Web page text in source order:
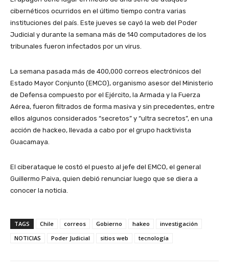
cibernéticos ocurridos en el último tiempo contra varias
instituciones del país. Este jueves se cayó la web del Poder
Judicial y durante la semana más de 140 computadores de los
tribunales fueron infectados por un virus.
La semana pasada más de 400,000 correos electrónicos del
Estado Mayor Conjunto (EMCO), organismo asesor del Ministerio
de Defensa compuesto por el Ejército, la Armada y la Fuerza
Aérea, fueron filtrados de forma masiva y sin precedentes, entre
ellos algunos considerados “secretos” y “ultra secretos”, en una
acción de hackeo, llevada a cabo por el grupo hacktivista
Guacamaya.
El ciberataque le costó el puesto al jefe del EMCO, el general
Guillermo Paiva, quien debió renunciar luego que se diera a
conocer la noticia.
TAGS Chile correos Gobierno hakeo
investigación
NOTICIAS
Poder Judicial sitios web tecnología